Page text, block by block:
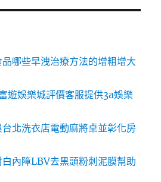
哪些早洩治療方法的增粗增大
遊娛樂城評價客服提供3a娛樂
北洗衣店電動麻將桌並彰化房
內障LBV去黑頭粉刺泥膜幫助